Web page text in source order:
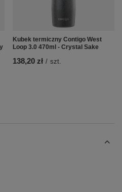
Kubek termiczny Contigo West
Loop 3.0 470ml - Crystal Sake
138,20 zł / szt.